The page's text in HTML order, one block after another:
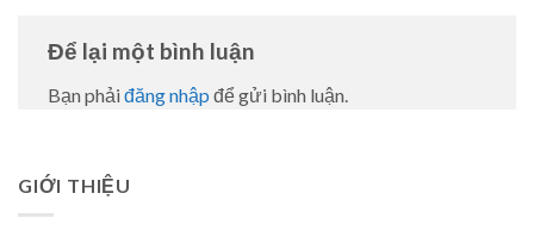
Để lại một bình luận
Bạn phải đăng nhập để gửi bình luận.
GIỚI THIỆU